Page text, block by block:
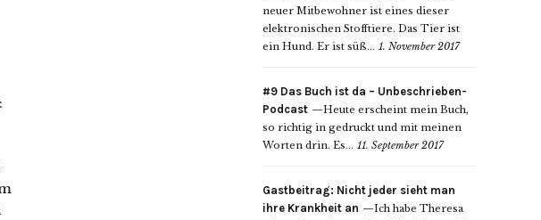
neuer Mitbewohner ist eines dieser
elektronischen Stofftiere. Das Tier ist
ein Hund. Er ist süß... 1. November 2017
#9 Das Buch ist da – Unbeschrieben-
Podcast
Heute erscheint mein Buch,
so richtig in gedruckt und mit meinen
Worten drin. Es... 11. September 2017
Gastbeitrag: Nicht jeder sieht man
ihre Krankheit an
Ich habe Theresa